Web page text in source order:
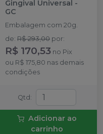
Gingival Universal -
GC
Embalagem com 20g.
de: R$ 293,00 por:
R$ 170,53 no Pix
ou R$ 175,80 nas demais
condições
Qtd :
Adicionar ao
carrinho